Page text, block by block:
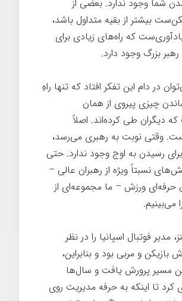
شما وجود ندارد. بعضی از
بیشتر از بقیه متداول باشد،
یادآوری‌ست که راه‌های زیادی برای
بزرگ وجود دارد.
در دام این تفکر افتاد که تنها راهِ
چیزی پیروی از همان
دیگران طی کرده‌اند. اصلاً
وقتی نوبت به رهبری می‌رسد،
رسیدن به اوج وجود ندارد. حتی
نسبتاً ویژه از رهبران عالی –
حرفه‌ای ورزش – ما مجموعه‌ای از
می‌بینیم.
مدیر فوتبال اسپانیا را در نظر
بازیکن و مربی بود و بنابراین،
مسیر پرورش یافت و سال‌ها
کرد تا اینکه به حرفه مدیریت روی